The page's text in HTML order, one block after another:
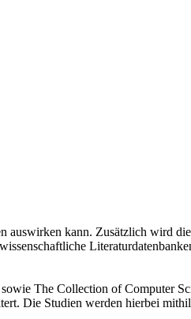
auswirken kann. Zusätzlich wird
The Collection of Computer
Die Studien werden hierbei